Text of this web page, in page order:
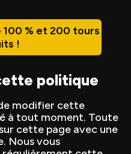
100 % et 200 tours
!
politique
modifier cette
à tout moment. Toute
cette page avec une
Nous vous